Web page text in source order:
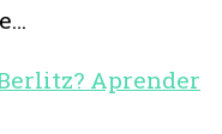
Aprender